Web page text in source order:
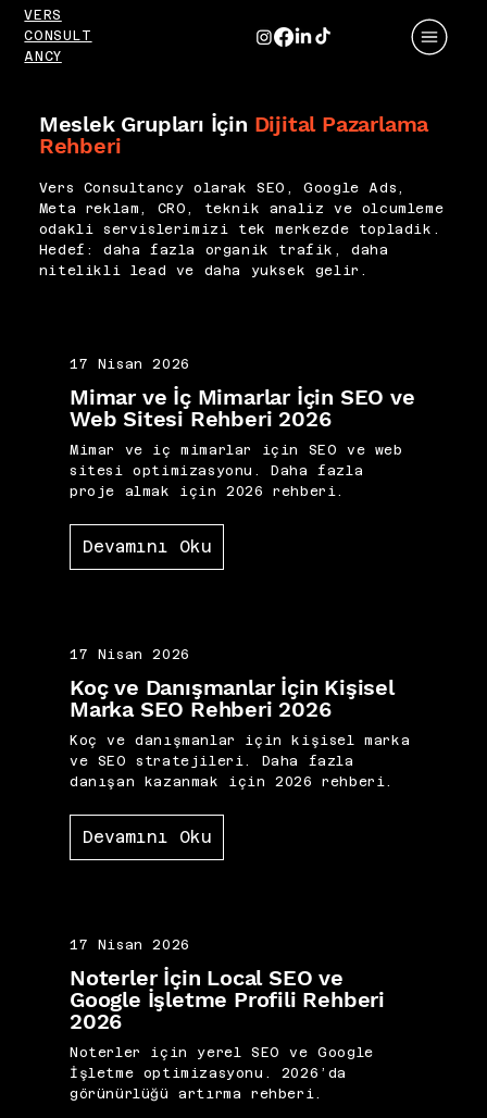
VERS
CONSULT
ANCY
Meslek Grupları İçin Dijital Pazarlama
Rehberi
Vers Consultancy olarak SEO, Google Ads,
Meta reklam, CRO, teknik analiz ve olcumleme
odakli servislerimizi tek merkezde topladik.
Hedef: daha fazla organik trafik, daha
nitelikli lead ve daha yuksek gelir.
17 Nisan 2026
Mimar ve İç Mimarlar İçin SEO ve
Web Sitesi Rehberi 2026
Mimar ve iç mimarlar için SEO ve web
sitesi optimizasyonu. Daha fazla
proje almak için 2026 rehberi.
Devamını Oku
17 Nisan 2026
Koç ve Danışmanlar İçin Kişisel
Marka SEO Rehberi 2026
Koç ve danışmanlar için kişisel marka
ve SEO stratejileri. Daha fazla
danışan kazanmak için 2026 rehberi.
Devamını Oku
17 Nisan 2026
Noterler İçin Local SEO ve
Google İşletme Profili Rehberi
2026
Noterler için yerel SEO ve Google
İşletme optimizasyonu. 2026’da
görünürlüğü artırma rehberi.